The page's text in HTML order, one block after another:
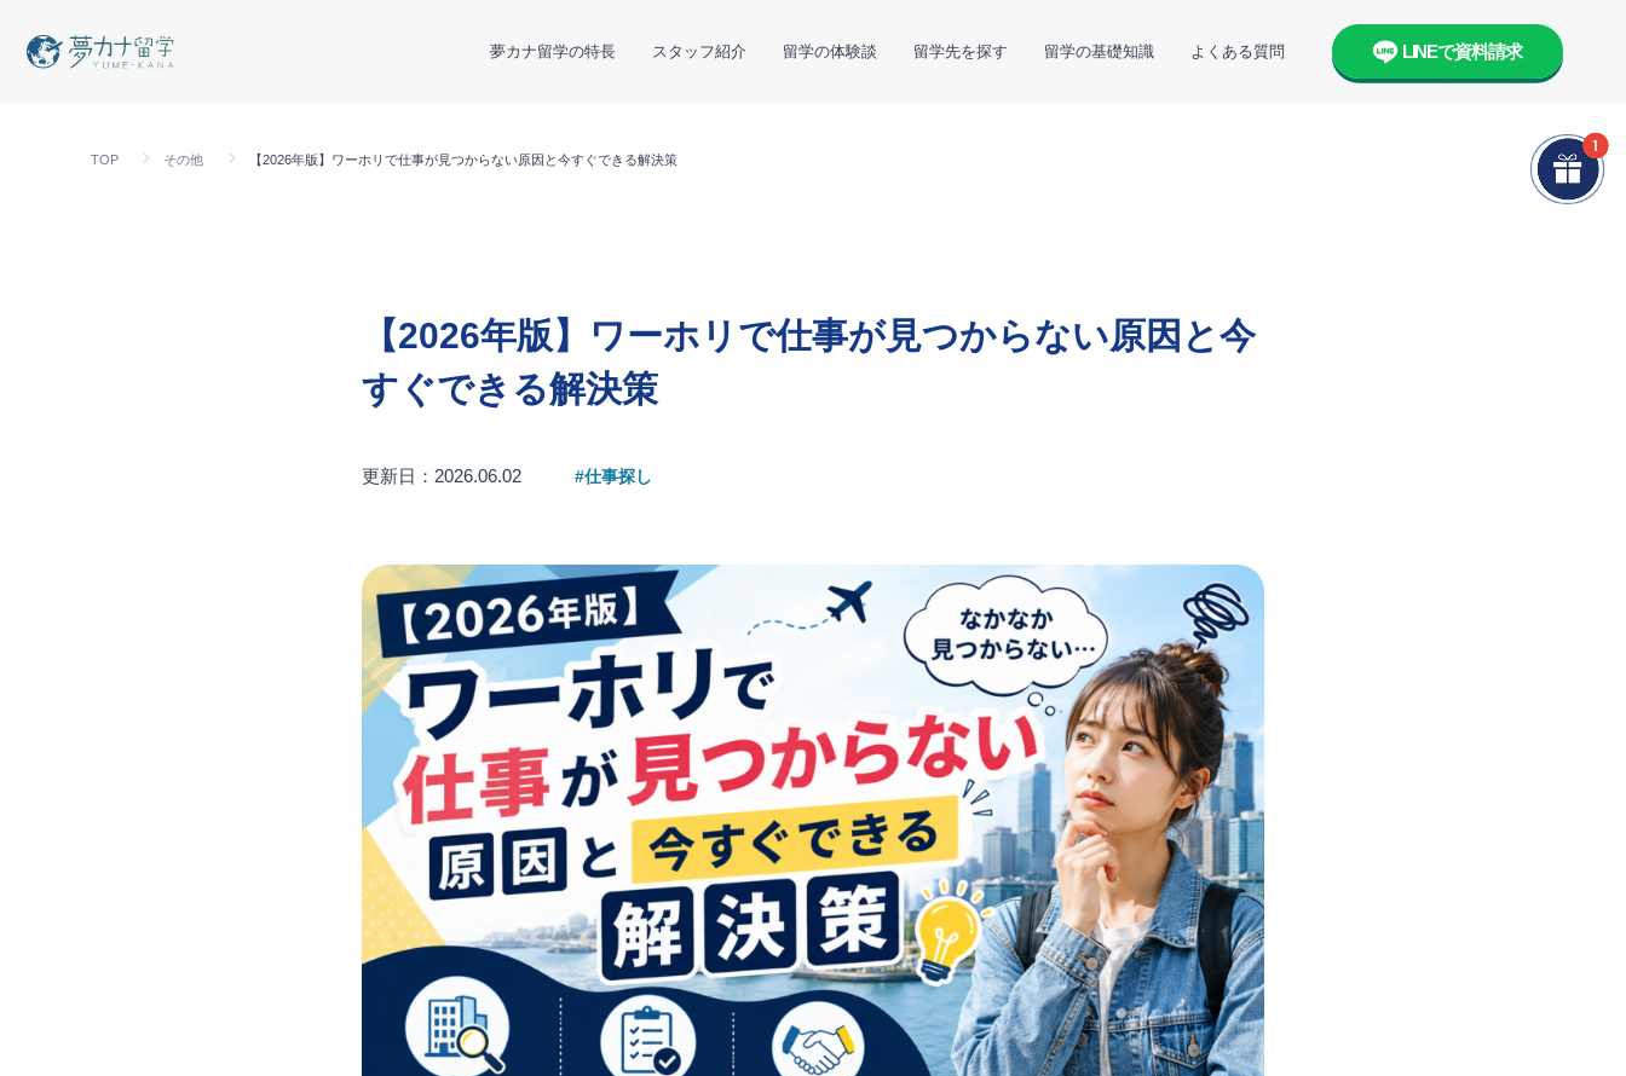
夢カナ留学の特長 スタッフ紹介 留学の体験談 留学先を探す 留学の基礎知識 よくある質問 LINEで資料請求
TOP その他 【2026年版】ワーホリで仕事が見つからない原因と今すぐできる解決策
【2026年版】ワーホリで仕事が見つからない原因と今
すぐできる解決策
更新日：2026.06.02 #仕事探し